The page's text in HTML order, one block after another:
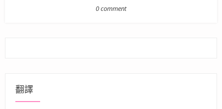
0 comment
翻譯